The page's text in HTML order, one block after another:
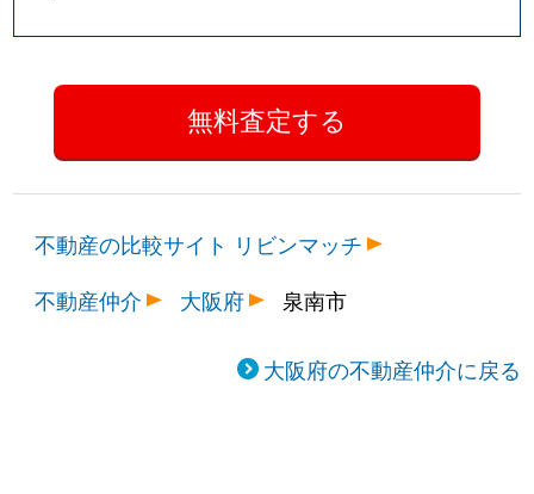
不動産の比較サイト リビンマッチ
不動産仲介
大阪府 泉南市
大阪府の不動産仲介に戻る